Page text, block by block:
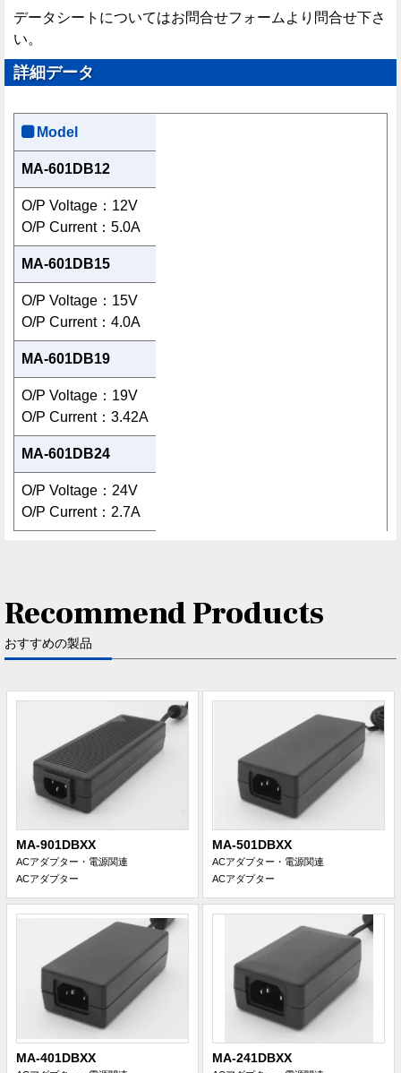
データシートについてはお問合せフォームより問合せ下さ
い。
詳細データ
Model
MA-601DB12
O/P Voltage：12V
O/P Current：5.0A
MA-601DB15
O/P Voltage：15V
O/P Current：4.0A
MA-601DB19
O/P Voltage：19V
O/P Current：3.42A
MA-601DB24
O/P Voltage：24V
O/P Current：2.7A
Recommend Products
おすすめの製品
MA-901DBXX
ACアダプター・電源関連
ACアダプター
MA-501DBXX
ACアダプター・電源関連
ACアダプター
MA-401DBXX MA-241DBXX